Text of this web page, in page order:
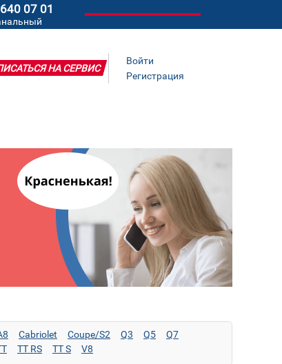
07 01
Войти
Регистрация
НА СЕРВИС
Cabriolet Coupe/S2 Q3 Q5
Q7
TT RS TT S V8